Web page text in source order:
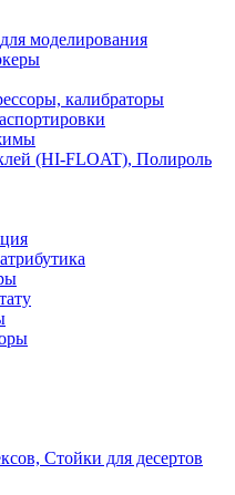
моделирования
калибраторы
(HI-FLOAT), Полироль
Стойки для десертов